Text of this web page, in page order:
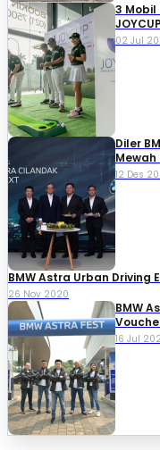
3 Mobil
02 Jul
Diler
12 Des
BMW Astra Urban Driving
26 Nov 2020
BMW
16 Jul